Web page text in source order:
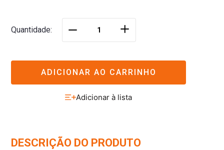
Quantidade ＋
ADICIONAR AO CARRINHO
DESCRIÇÃO DO PRODUTO